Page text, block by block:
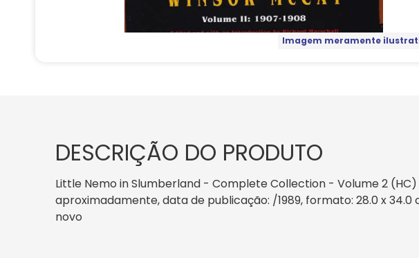
Imagem meramente
DESCRIÇÃO DO PRODUTO
Little Nemo in Slumberland - Complete Collection - Volume 2
aproximadamente, data de publicação: /1989, formato: 28.0 x 34.0
novo